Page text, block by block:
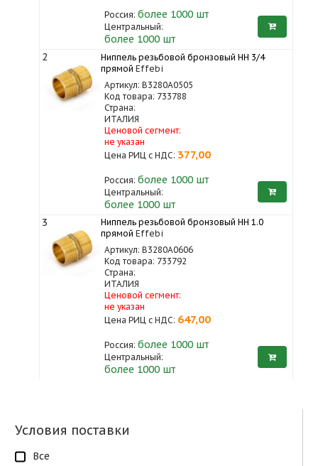
Условия поставки
Все
Россия: более 1000 шт
Центральный:
более 1000 шт
2
Ниппель резьбовой бронзовый НН 3/4
прямой Effebi
Артикул: B3280A0505
Код товара: 733788
Страна:
ИТАЛИЯ
Ценовой сегмент:
не указан
Цена РИЦ с НДС: 377,00
Россия: более 1000 шт
Центральный:
более 1000 шт
3
Ниппель резьбовой бронзовый НН 1.0
прямой Effebi
Артикул: B3280A0606
Код товара: 733792
Страна:
ИТАЛИЯ
Ценовой сегмент:
не указан
Цена РИЦ с НДС: 647,00
Россия:более 1000 шт
Центральный:
более 1000 шт